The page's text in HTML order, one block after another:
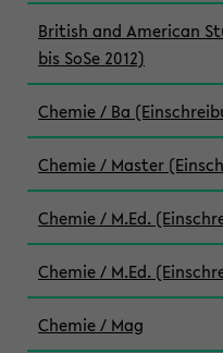
British and American
bis SoSe 2012)
Chemie / Ba
Chemie / Master
Chemie / M.Ed.
Chemie / M.Ed.
Chemie / Mag